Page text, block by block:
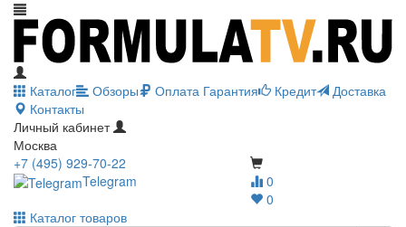
Каталог Обзоры Оплата Гарантия Кредит
Доставка
Контакты
Личный кабинет
Москва
0
0
+7 (495) 929-70-22
Telegram
Каталог товаров